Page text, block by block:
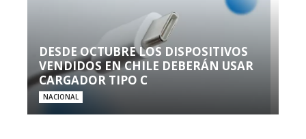
DESDE OCTUBRE LOS DISPOSITIVOS
VENDIDOS EN CHILE DEBERÁN USAR
CARGADOR TIPO C
NACIONAL